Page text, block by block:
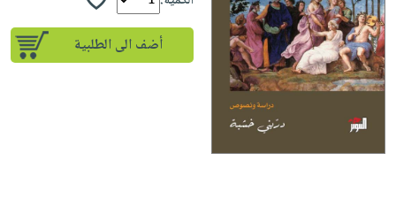
إختياراتنا
كتب
أكاديمية
صندوق
القراءة
English
iKitab
بلا
حدود
يتكرر
طرحها
أسئلة
يتكرر
طرحها
تحميل
masmu3
على
Android
المواضيع
الأكثر
مبيعاً
وسائل
تعليمية
تعليمية
الصحة
والعناية
الشخصية
جديد
أضف الى الطلبية